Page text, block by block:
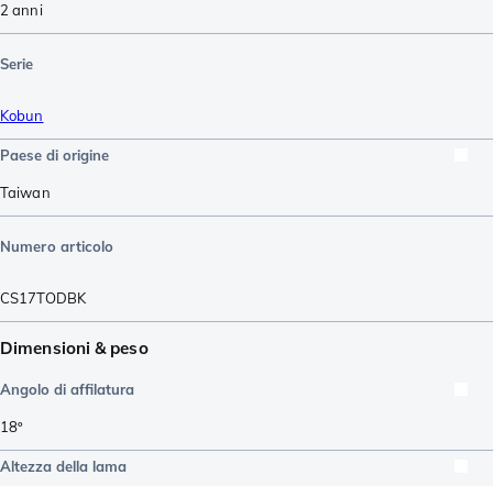
2 anni
Serie
Kobun
Paese di origine
Taiwan
Numero articolo
CS17TODBK
Dimensioni & peso
Angolo di affilatura
18º
Altezza della lama